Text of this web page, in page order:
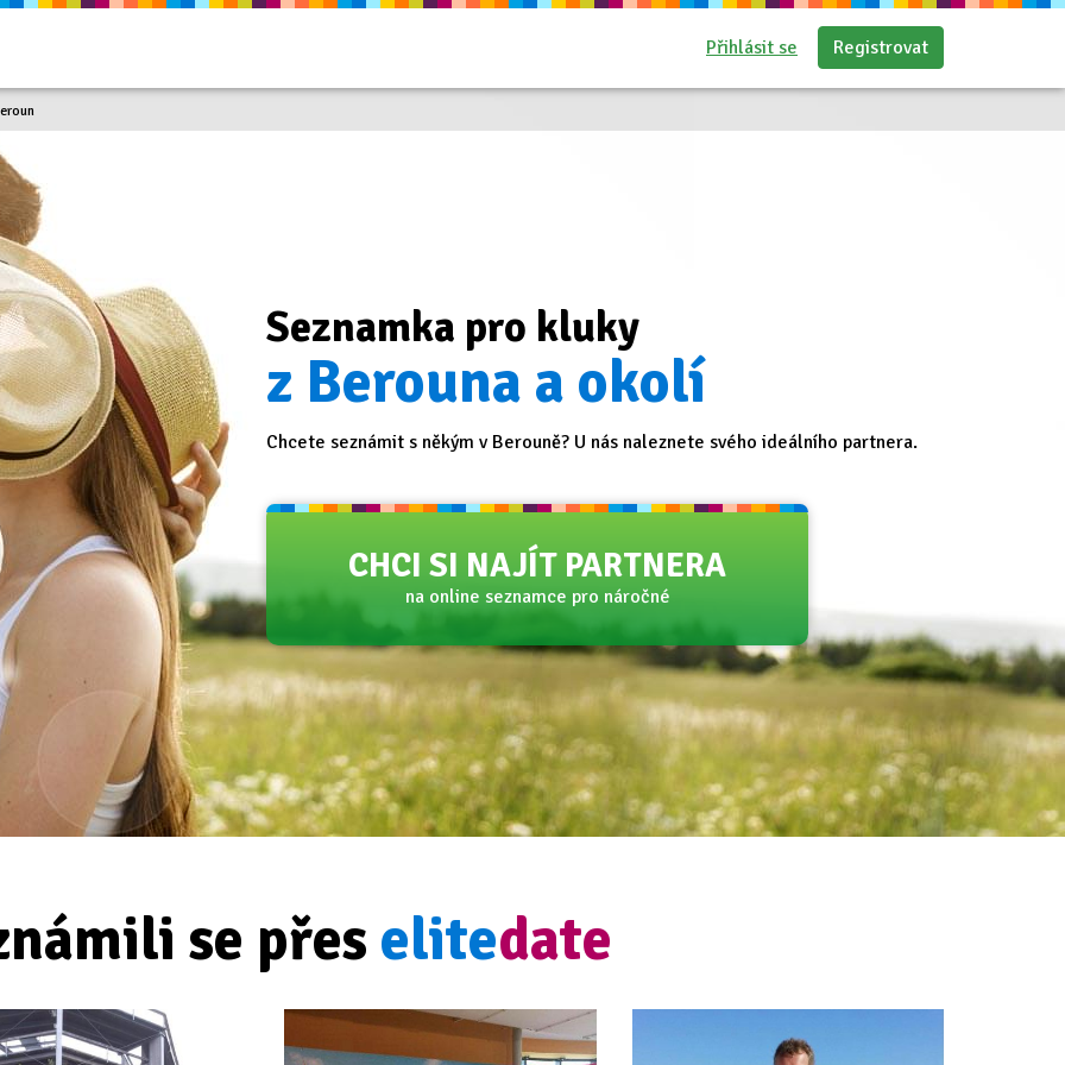
Přihlásit se Registrovat
Seznamka pro kluky
z Berouna a okolí
Chcete seznámit s někým v Berouně? U nás naleznete svého ideálního partnera.
CHCI SI NAJÍT PARTNERA
na online seznamce pro náročné
se přes elitedate